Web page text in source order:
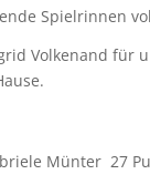
Spielrinnen
Volkenand für
Münter 27